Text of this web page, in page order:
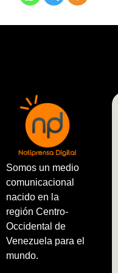
Somos un medio
comunicacional
nacido en la
región Centro-
Occidental de
Venezuela para el
mundo.